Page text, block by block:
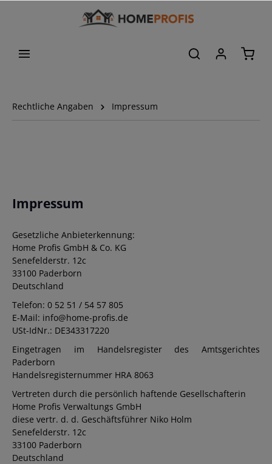
Rechtliche Angaben Impressum
Impressum
Gesetzliche Anbieterkennung:
Home Profis GmbH & Co. KG
Senefelderstr. 12c
33100 Paderborn
Deutschland
Telefon: 0 52 51 / 54 57 805
E-Mail: info@home-profis.de
USt-IdNr.: DE343317220
Eingetragen im Handelsregister des Amtsgerichtes
Paderborn
Handelsregisternummer HRA 8063
Vertreten durch die persönlich haftende Gesellschafterin
Home Profis Verwaltungs GmbH
diese vertr. d. d. Geschäftsführer Niko Holm
Senefelderstr. 12c
33100 Paderborn
Deutschland